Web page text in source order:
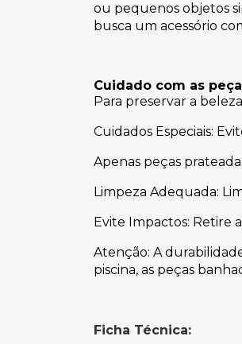
ou pequenos objetos
busca um acessório
Cuidado com as
Para preservar a
Cuidados Especiais:
Apenas peças
Limpeza Adequada:
Evite Impactos: Retire
Atenção: A
piscina, as peças
Ficha Técnica: